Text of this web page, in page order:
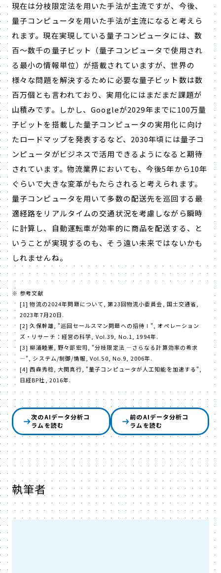
現在は分枝限定法を用いた手法が主流ですが、今後、
量子コンピュータを用いた手法が主流になると考えら
れます。現在実現している量子コンピュータには、数
百～数千の量子ビット（量子コンピュータで使用され
る最小の情報単位）が搭載されていますが、世界の
様々な問題を解決するために必要な量子ビット数は数
百万個とも言われており、実用化にはまだまだ課題が
山積みです。しかし、Googleが2029年までに100万量
子ビットを搭載した量子コンピュータの実用化に向け
たロードマップを発表するなど、2030年頃には量子コ
ンピュータがビジネスで活用できるようになると期待
されています。物流業界においても、今後5年から10年
ぐらいで大きな変革がもたらされると考えられます。
量子コンピュータを用いて多数の配送先を巡回する最
適経路をリアルタイムの交通状況を考慮しながら瞬時
に計算し、自動運転車が効率的に商品を配送する、と
いうことが実現するのも、そう遠い未来ではないかも
しれませんね。
参考文献
[1] 物流の2024年問題について, 第23回物流小委員会, 国土交通省,
2023年7月20日.
[2] 久保幹雄, "巡回セールスマン問題への招待Ⅰ", オペレーション
ズ・リサーチ：経営の科学, Vol.39, No.1, 1994年.
[3] 柳浦睦憲, 野々部宏司, "分枝限定法 ―さらなる計算効率の希求
―", システム/制御/情報, Vol.50, No.9, 2006年.
[4] 西森秀稔, 大関真行, "量子コンピュータが人工知能を加速する",
日経BP社, 2016年.
次のAIデータ分析コ
ラムを読む
前のAIデータ分析コ
ラムを読む
執筆者